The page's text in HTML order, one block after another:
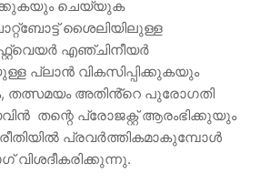
ചെയ്യുക
ശൈലിയിലുള്ള
എഞ്ചിനീയർ
പ്ലാൻ വികസിപ്പിക്കുകയും
അതിൻ്റെ പുരോഗതി
തന്റെ പ്രോജക്റ്റ് ആരംഭിക്കുയും
പ്രവർത്തികമാകുമ്പോൾ